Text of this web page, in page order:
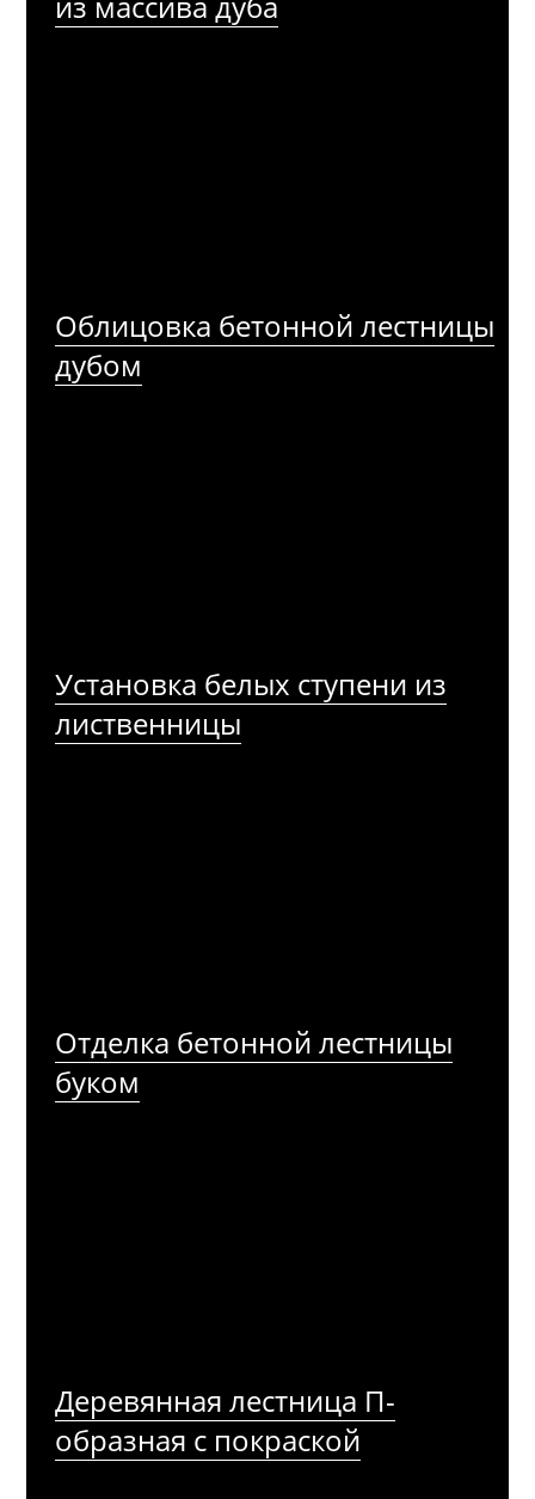
Облицовка бетонной лестницы
дубом
Установка белых ступени из
лиственницы
Отделка бетонной лестницы
буком
Деревянная лестница П-
образная с покраской